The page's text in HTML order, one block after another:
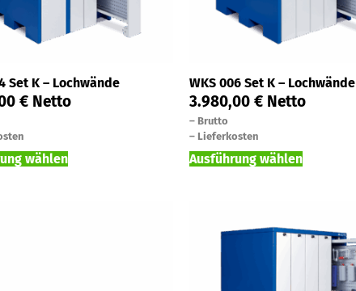
Set K – Lochwände
€ Netto
wählen
WKS 006 Set K – Lochwände
3.980,00 € Netto
– Brutto
– Lieferkosten
Ausführung wählen